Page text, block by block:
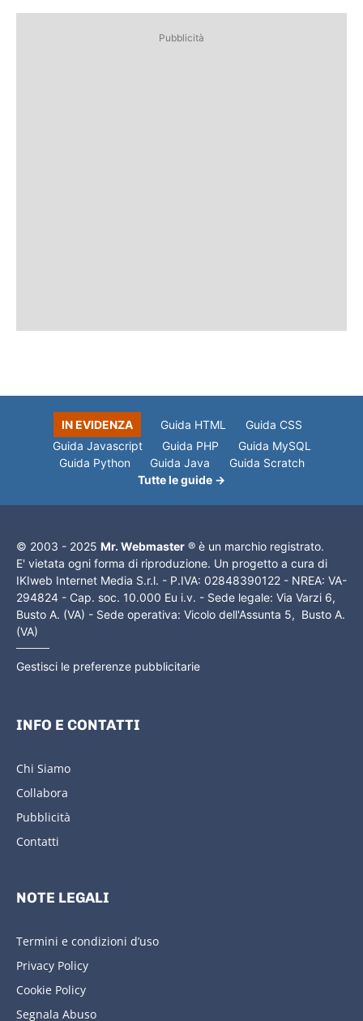
Pubblicità
IN EVIDENZA Guida HTML
Guida CSS
Guida Javascript
Guida PHP
Guida MySQL
Guida Python
Guida Java
Guida Scratch
Tutte le guide →
© 2003 - 2025 Mr. Webmaster ® è un marchio registrato.
E' vietata ogni forma di riproduzione. Un progetto a cura di
IKIweb Internet Media S.r.l. - P.IVA: 02848390122 - NREA: VA-
294824 - Cap. soc. 10.000 Eu i.v. - Sede legale: Via Varzi 6,
Busto A. (VA) - Sede operativa: Vicolo dell'Assunta 5, Busto A.
(VA)
Gestisci le preferenze pubblicitarie
INFO E CONTATTI
Chi Siamo
Collabora
Pubblicità
Contatti
NOTE LEGALI
Termini e condizioni d’uso
Privacy Policy
Cookie Policy
Segnala Abuso